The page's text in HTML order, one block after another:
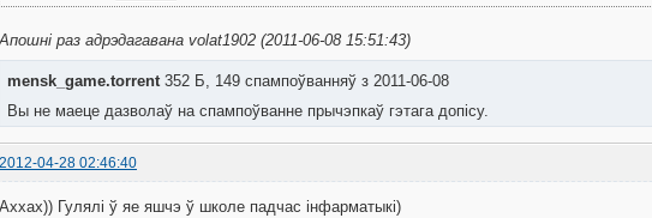
Апошні раз адрэдагавана volat1902 (2011-06-08 15:51:43)
mensk_game.torrent352 Б, 149 спампоўванняў з 2011-06-08
Вы не маеце дазволаў на спампоўванне прычэпкаў гэтага допісу.
2012-04-28 02:46:40
Аххах)) Гулялі ў яе яшчэ ў школе падчас інфарматыкі)